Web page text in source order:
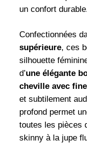
un confort
Confectionnées
supérieure, ces
silhouette
d’une élégante
cheville avec
et subtilement
profond permet
toutes les pièces
skinny à la jupe